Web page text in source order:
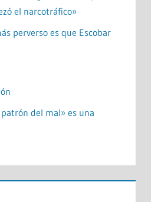
el narcotráfico»
perverso es que Escobar
del mal» es una